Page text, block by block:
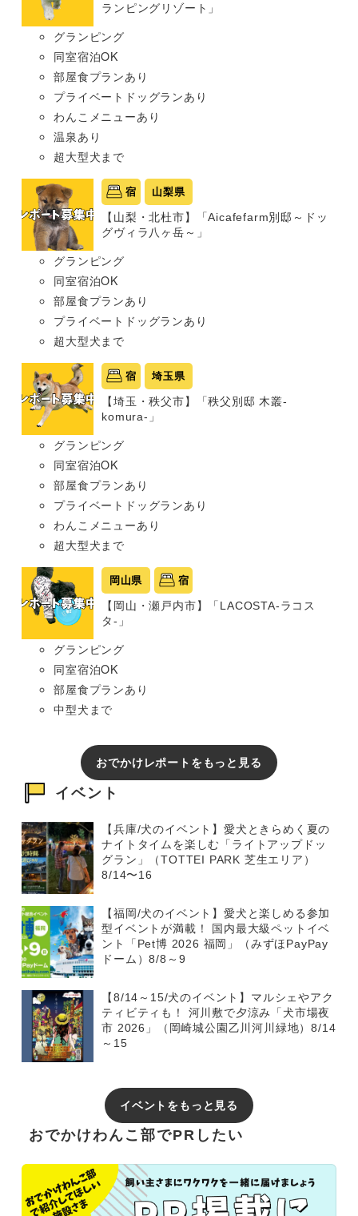
ランピングリゾート」
グランピング
同室宿泊OK
部屋食プランあり
プライベートドッグランあり
わんこメニューあり
温泉あり
超大型犬まで
宿 山梨県
【山梨・北杜市】「Aicafefarm別邸～ドッ
グヴィラ八ヶ岳～」
グランピング
同室宿泊OK
部屋食プランあり
プライベートドッグランあり
超大型犬まで
宿 埼玉県
【埼玉・秩父市】「秩父別邸 木叢-
komura-」
グランピング
同室宿泊OK
部屋食プランあり
プライベートドッグランあり
わんこメニューあり
超大型犬まで
岡山県 宿
【岡山・瀬戸内市】「LACOSTA-ラコス
タ-」
グランピング
同室宿泊OK
部屋食プランあり
中型犬まで
おでかけレポートをもっと見る
イベント
【兵庫/犬のイベント】愛犬ときらめく夏の
ナイトタイムを楽しむ「ライトアップドッ
グラン」（TOTTEI PARK 芝生エリア）
8/14〜16
【福岡/犬のイベント】愛犬と楽しめる参加
型イベントが満載！ 国内最大級ペットイベ
ント「Pet博 2026 福岡」（みずほPayPay
ドーム）8/8～9
【8/14～15/犬のイベント】マルシェやアク
ティビティも！ 河川敷で夕涼み「犬市場夜
市 2026」（岡崎城公園乙川河川緑地）8/14
～15
イベントをもっと見る
おでかけわんこ部でPRしたい